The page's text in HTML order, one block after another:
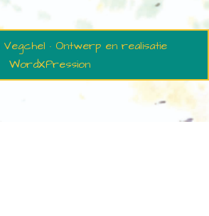
· Ontwerp en realisatie
WordXPression